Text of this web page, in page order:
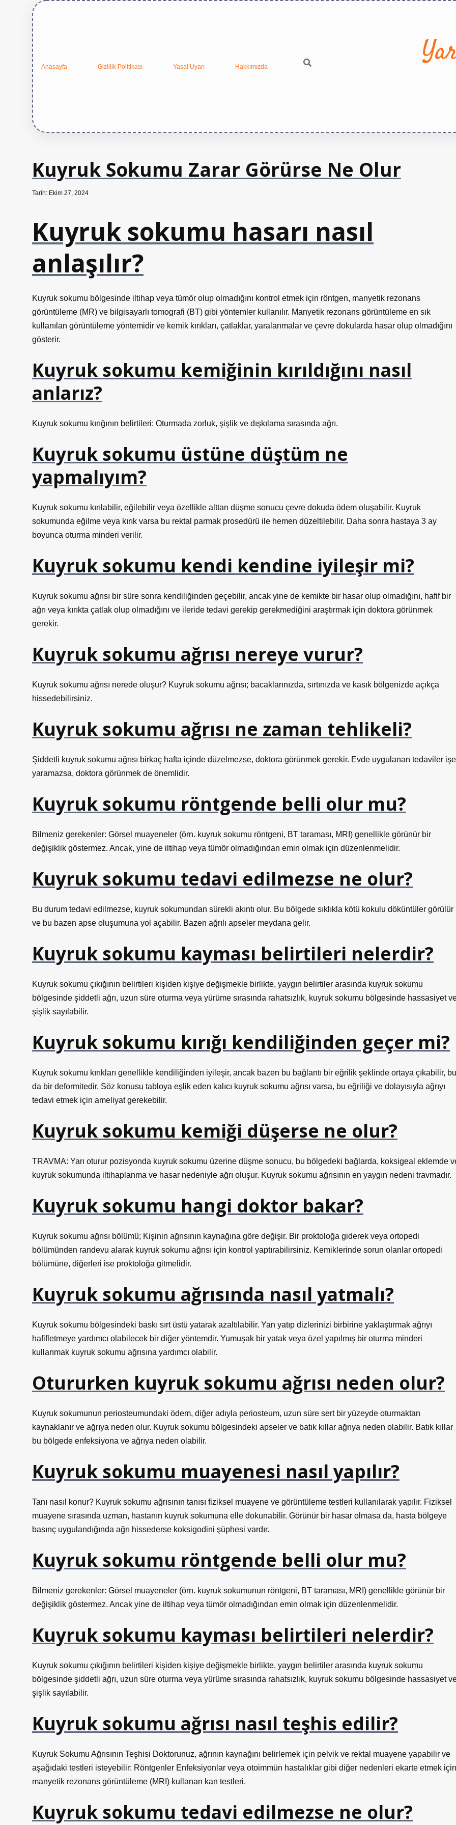
Anasayfa Gizlilik Politikası Yasal Uyarı Hakkımızda
Kuyruk Sokumu Zarar Görürse Ne Olur
Tarih: Ekim 27, 2024
Kuyruk sokumu hasarı nasıl
anlaşılır?
Kuyruk sokumu bölgesinde iltihap veya tümör olup olmadığını kontrol etmek için röntgen, manyetik rezonans
görüntüleme (MR) ve bilgisayarlı tomografi (BT) gibi yöntemler kullanılır. Manyetik rezonans görüntüleme en sık
kullanılan görüntüleme yöntemidir ve kemik kırıkları, çatlaklar, yaralanmalar ve çevre dokularda hasar olup olmadığını
gösterir.
Kuyruk sokumu kemiğinin kırıldığını nasıl
anlarız?
Kuyruk sokumu kırığının belirtileri: Oturmada zorluk, şişlik ve dışkılama sırasında ağrı.
Kuyruk sokumu üstüne düştüm ne
yapmalıyım?
Kuyruk sokumu kırılabilir, eğilebilir veya özellikle alttan düşme sonucu çevre dokuda ödem oluşabilir. Kuyruk
sokumunda eğilme veya kırık varsa bu rektal parmak prosedürü ile hemen düzeltilebilir. Daha sonra hastaya 3 ay
boyunca oturma minderi verilir.
Kuyruk sokumu kendi kendine iyileşir mi?
Kuyruk sokumu ağrısı bir süre sonra kendiliğinden geçebilir, ancak yine de kemikte bir hasar olup olmadığını, hafif bir
ağrı veya kırıkta çatlak olup olmadığını ve ileride tedavi gerekip gerekmediğini araştırmak için doktora görünmek
gerekir.
Kuyruk sokumu ağrısı nereye vurur?
Kuyruk sokumu ağrısı nerede oluşur? Kuyruk sokumu ağrısı; bacaklarınızda, sırtınızda ve kasık bölgenizde açıkça
hissedebilirsiniz.
Kuyruk sokumu ağrısı ne zaman tehlikeli?
Şiddetli kuyruk sokumu ağrısı birkaç hafta içinde düzelmezse, doktora görünmek gerekir. Evde uygulanan tedaviler işe
yaramazsa, doktora görünmek de önemlidir.
Kuyruk sokumu röntgende belli olur mu?
Bilmeniz gerekenler: Görsel muayeneler (örn. kuyruk sokumu röntgeni, BT taraması, MRI) genellikle görünür bir
değişiklik göstermez. Ancak, yine de iltihap veya tümör olmadığından emin olmak için düzenlenmelidir.
Kuyruk sokumu tedavi edilmezse ne olur?
Bu durum tedavi edilmezse, kuyruk sokumundan sürekli akıntı olur. Bu bölgede sıklıkla kötü kokulu döküntüler görülür
ve bu bazen apse oluşumuna yol açabilir. Bazen ağrılı apseler meydana gelir.
Kuyruk sokumu kayması belirtileri nelerdir?
Kuyruk sokumu çıkığının belirtileri kişiden kişiye değişmekle birlikte, yaygın belirtiler arasında kuyruk sokumu
bölgesinde şiddetli ağrı, uzun süre oturma veya yürüme sırasında rahatsızlık, kuyruk sokumu bölgesinde hassasiyet
şişlik sayılabilir.
Kuyruk sokumu kırığı kendiliğinden geçer mi?
Kuyruk sokumu kırıkları genellikle kendiliğinden iyileşir, ancak bazen bu bağlantı bir eğrilik şeklinde ortaya çıkabilir, bu
da bir deformitedir. Söz konusu tabloya eşlik eden kalıcı kuyruk sokumu ağrısı varsa, bu eğriliği ve dolayısıyla ağrıyı
tedavi etmek için ameliyat gerekebilir.
Kuyruk sokumu kemiği düşerse ne olur?
TRAVMA: Yarı oturur pozisyonda kuyruk sokumu üzerine düşme sonucu, bu bölgedeki bağlarda, koksigeal eklemde
kuyruk sokumunda iltihaplanma ve hasar nedeniyle ağrı oluşur. Kuyruk sokumu ağrısının en yaygın nedeni travmadır.
Kuyruk sokumu hangi doktor bakar?
Kuyruk sokumu ağrısı bölümü; Kişinin ağrısının kaynağına göre değişir. Bir proktoloğa giderek veya ortopedi
bölümünden randevu alarak kuyruk sokumu ağrısı için kontrol yaptırabilirsiniz. Kemiklerinde sorun olanlar ortopedi
bölümüne, diğerleri ise proktoloğa gitmelidir.
Kuyruk sokumu ağrısında nasıl yatmalı?
Kuyruk sokumu bölgesindeki baskı sırt üstü yatarak azaltılabilir. Yan yatıp dizlerinizi birbirine yaklaştırmak ağrıyı
hafifletmeye yardımcı olabilecek bir diğer yöntemdir. Yumuşak bir yatak veya özel yapılmış bir oturma minderi
kullanmak kuyruk sokumu ağrısına yardımcı olabilir.
Otururken kuyruk sokumu ağrısı neden olur?
Kuyruk sokumunun periosteumundaki ödem, diğer adıyla periosteum, uzun süre sert bir yüzeyde oturmaktan
kaynaklanır ve ağrıya neden olur. Kuyruk sokumu bölgesindeki apseler ve batık kıllar ağrıya neden olabilir. Batık kıllar
bu bölgede enfeksiyona ve ağrıya neden olabilir.
Kuyruk sokumu muayenesi nasıl yapılır?
Tanı nasıl konur? Kuyruk sokumu ağrısının tanısı fiziksel muayene ve görüntüleme testleri kullanılarak yapılır. Fiziksel
muayene sırasında uzman, hastanın kuyruk sokumuna elle dokunabilir. Görünür bir hasar olmasa da, hasta bölgeye
basınç uygulandığında ağrı hissederse koksigodini şüphesi vardır.
Kuyruk sokumu röntgende belli olur mu?
Bilmeniz gerekenler: Görsel muayeneler (örn. kuyruk sokumunun röntgeni, BT taraması, MRI) genellikle görünür bir
değişiklik göstermez. Ancak yine de iltihap veya tümör olmadığından emin olmak için düzenlenmelidir.
Kuyruk sokumu kayması belirtileri nelerdir?
Kuyruk sokumu çıkığının belirtileri kişiden kişiye değişmekle birlikte, yaygın belirtiler arasında kuyruk sokumu
bölgesinde şiddetli ağrı, uzun süre oturma veya yürüme sırasında rahatsızlık, kuyruk sokumu bölgesinde hassasiyet
şişlik sayılabilir.
Kuyruk sokumu ağrısı nasıl teşhis edilir?
Kuyruk Sokumu Ağrısının Teşhisi Doktorunuz, ağrının kaynağını belirlemek için pelvik ve rektal muayene yapabilir ve
aşağıdaki testleri isteyebilir: Röntgenler Enfeksiyonlar veya otoimmün hastalıklar gibi diğer nedenleri ekarte etmek için
manyetik rezonans görüntüleme (MRI) kullanan kan testleri.
Kuyruk sokumu tedavi edilmezse ne olur?